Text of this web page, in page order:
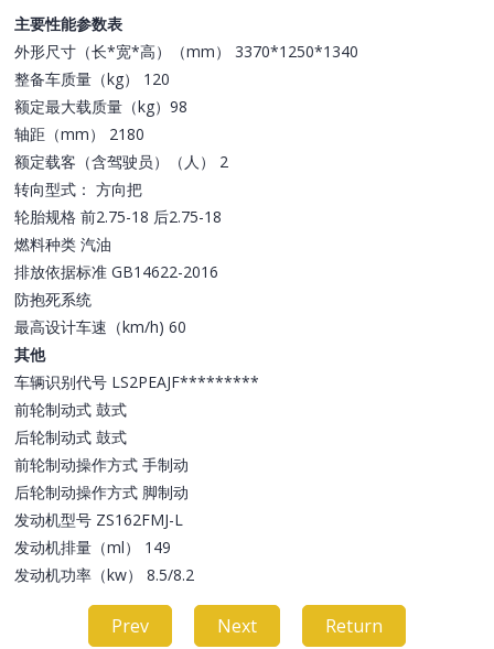
主要性能参数表
外形尺寸（长*宽*高）（mm） 3370*1250*1340
整备车质量（kg） 120
额定最大载质量（kg）98
轴距（mm） 2180
额定载客（含驾驶员）（人） 2
转向型式： 方向把
轮胎规格 前2.75-18 后2.75-18
燃料种类 汽油
排放依据标准 GB14622-2016
防抱死系统
最高设计车速（km/h) 60
其他
车辆识别代号 LS2PEAJF*********
前轮制动式 鼓式
后轮制动式 鼓式
前轮制动操作方式 手制动
后轮制动操作方式 脚制动
发动机型号 ZS162FMJ-L
发动机排量（ml） 149
发动机功率（kw） 8.5/8.2
Prev Next Return